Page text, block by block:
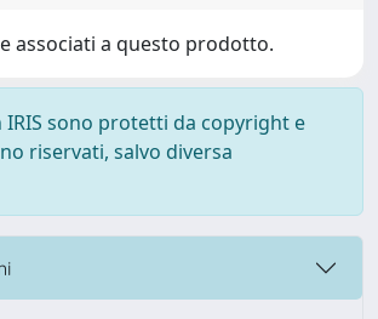
associati a questo prodotto.
sono protetti da copyright e
riservati, salvo diversa